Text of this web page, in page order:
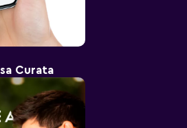
Curata